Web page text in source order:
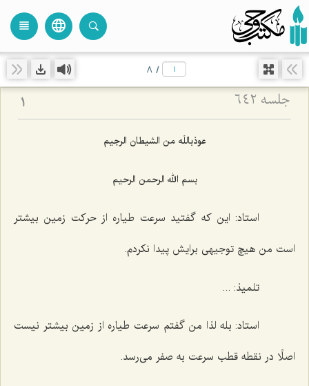
language
view_headline
/
8
جلسه ۶۴۲ 1
عوذباللَه من الشیطان الرجیم
بسم الله الرحمن الرحیم
استاد: این كه گفتید سرعت طیاره از حركت زمین بیشتر
است من هیچ توجیهی برایش پیدا نكردم.
تلمیذ: ...
استاد: بله لذا من گفتم سرعت طیاره از زمین بیشتر نیست
اصلًا در نقطه قطب سرعت به صفر می‌رسد.